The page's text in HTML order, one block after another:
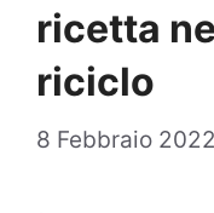
ricetta
riciclo
8 Febbraio 2022